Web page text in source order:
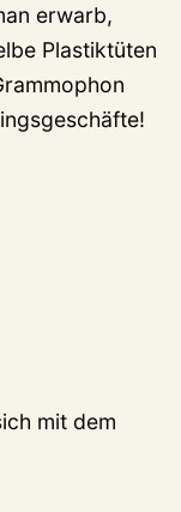
erwarb,
Plastiktüten
mit dem